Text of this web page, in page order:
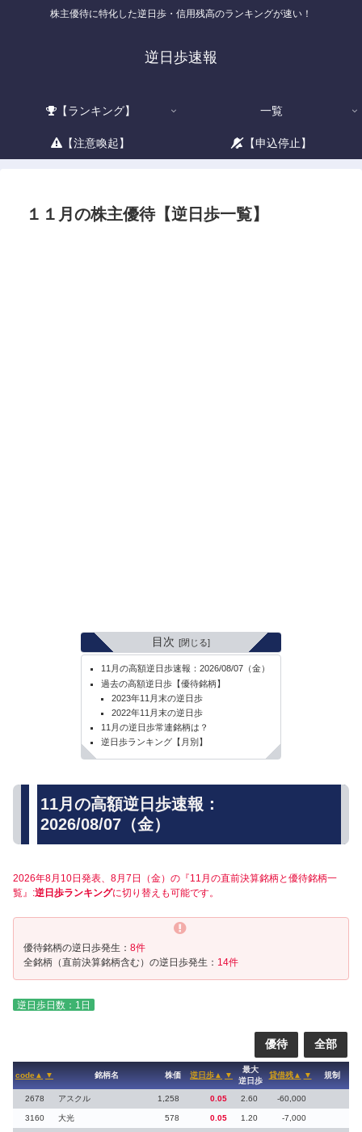
株主優待に特化した逆日歩・信用残高のランキングが速い！
逆日歩速報
【ランキング】 一覧
【注意喚起】 【申込停止】
１１月の株主優待【逆日歩一覧】
目次
11月の高額逆日歩速報：2026/08/07（金）
過去の高額逆日歩【優待銘柄】
2023年11月末の逆日歩
2022年11月末の逆日歩
11月の逆日歩常連銘柄は？
逆日歩ランキング【月別】
11月の高額逆日歩速報：
2026/08/07（金）
2026年8月10日発表、8月7日（金）の『11月の直前決算銘柄と優待銘柄一
覧』:逆日歩ランキングに切り替えも可能です。
優待銘柄の逆日歩発生： 8件
全銘柄（直前決算銘柄含む）の逆日歩発生： 14件
逆日歩日数：1日
優待 全部
code▲ ▼ 銘柄名 株価 逆日歩▲ ▼
最大
逆日歩
貸借残▲ ▼ 規制
2678 アスクル 1,258 0.05 2.60 -60,000
3160 大光 578 0.05 1.20 -7,000